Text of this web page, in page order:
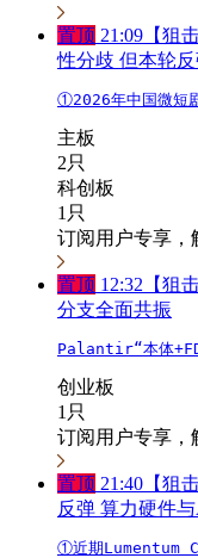
置顶 21:09 【狙
性分歧 但本轮
①2026年中国微短
主板
2只
科创板
1只
订阅用户专享，
置顶 12:32 【狙
分支全面共振
Palantir“本体
创业板
1只
订阅用户专享，
置顶 21:40 【狙
反弹 算力硬件
①近期Lumentum